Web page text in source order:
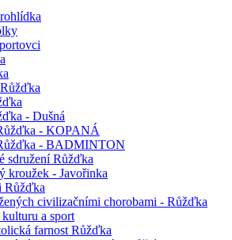
- Dušná
- KOPANÁ
- BADMINTON
sdružení Růžďka
kroužek - Javořinka
Růžďka
civilizačními chorobami - Růžďka
a sport
farnost Růžďka